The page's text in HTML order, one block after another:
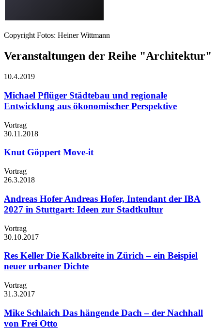
Copyright Fotos: Heiner Wittmann
Veranstaltungen der Reihe "Architektur"
10.4.2019
Michael Pflüger Städtebau und regionale
Entwicklung aus ökonomischer Perspektive
Vortrag
30.11.2018
Knut Göppert Move-it
Vortrag
26.3.2018
Andreas Hofer Andreas Hofer, Intendant der IBA
2027 in Stuttgart: Ideen zur Stadtkultur
Vortrag
30.10.2017
Res Keller Die Kalkbreite in Zürich – ein Beispiel
neuer urbaner Dichte
Vortrag
31.3.2017
Mike Schlaich Das hängende Dach – der Nachhall
von Frei Otto